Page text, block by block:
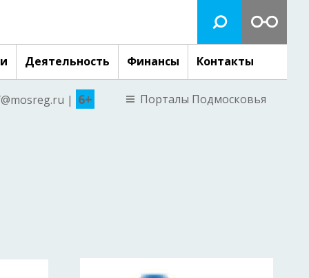
Деятельность Финансы Контакты
| 6+ Порталы Подмосковья